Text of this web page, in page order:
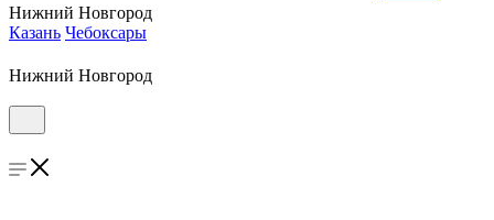
Нижний Новгород
Казань Чебоксары
Нижний Новгород